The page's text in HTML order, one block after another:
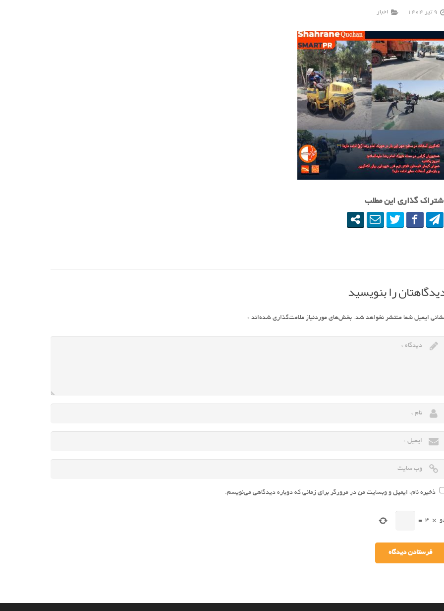
9 تیر 1404 اخبار
گذاری این مطلب
را بنویسید
ایمیل شما منتشر نخواهد شد. بخش‌های موردنیاز علامت‌گذاری شده‌اند *
ذخیره نام، ایمیل و وبسایت من در مرورگر برای زمانی که دوباره دیدگاهی می‌نویسم.
×
3
=